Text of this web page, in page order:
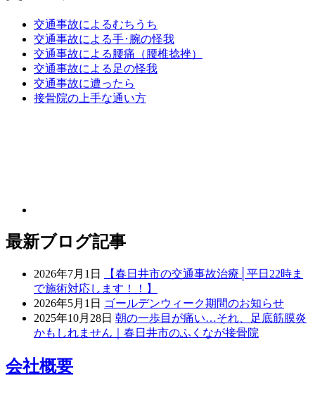
交通事故によるむちうち
交通事故による手･腕の怪我
交通事故による腰痛（腰椎捻挫）
交通事故による足の怪我
交通事故に遭ったら
接骨院の上手な通い方
最新ブログ記事
2026年7月1日
【春日井市の交通事故治療│平日22時ま
で施術対応します！！】
2026年5月1日 ゴールデンウィーク期間のお知らせ
2025年10月28日 朝の一歩目が痛い…それ、足底筋膜炎
かもしれません｜春日井市のふくなが接骨院
会社概要